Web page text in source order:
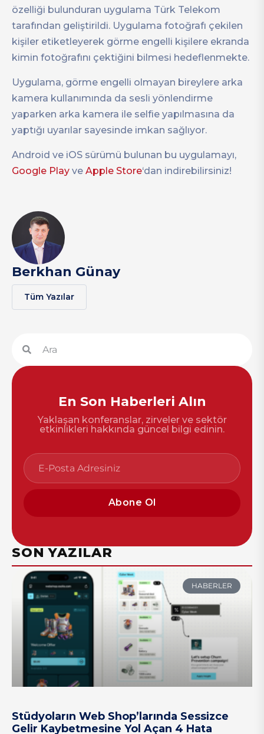
özelliği bulunduran uygulama Türk Telekom
tarafından geliştirildi. Uygulama fotoğrafı çekilen
kişiler etiketleyerek görme engelli kişilere ekranda
kimin fotoğrafını çektiğini bilmesi hedeflenmekte.
Uygulama, görme engelli olmayan bireylere arka
kamera kullanımında da sesli yönlendirme
yaparken arka kamera ile selfie yapılmasına da
yaptığı uyarılar sayesinde imkan sağlıyor.
Android ve iOS sürümü bulunan bu uygulamayı,
Google Play ve Apple Store‘dan indirebilirsiniz!
Berkhan Günay
Tüm Yazılar
En Son Haberleri Alın
Yaklaşan konferanslar, zirveler ve sektör
etkinlikleri hakkında güncel bilgi edinin.
Abone Ol
SON YAZILAR
HABERLER
Stüdyoların Web Shop’larında Sessizce
Gelir Kaybetmesine Yol Açan 4 Hata